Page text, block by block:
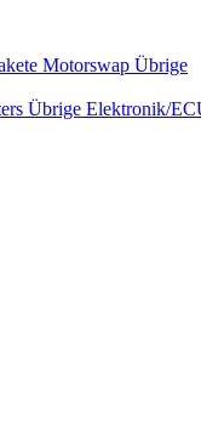
Motorswap Übrige
Übrige Elektronik/